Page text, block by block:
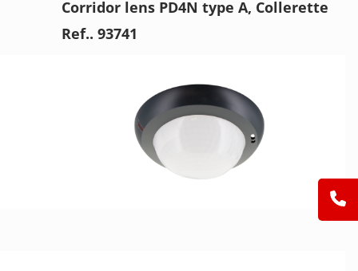
Corridor lens PD4N type A, Collerette
Ref.. 93741